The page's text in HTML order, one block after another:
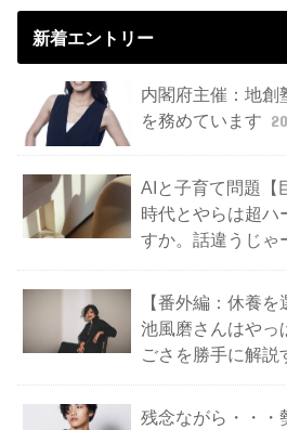
新着エントリー
内閣府主催：地創
を務めています
AIと子育て問題【
時代とやらは超ハ
すか。話違うじゃ
【番外編：休養
池風磨さんはやっ
ごさを勝手に解説
残念ながら・・・